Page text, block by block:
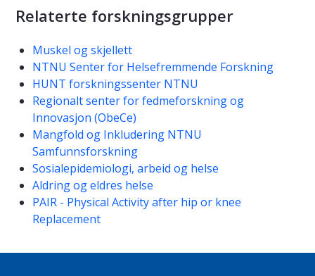
Relaterte forskningsgrupper
Muskel og skjellett
NTNU Senter for Helsefremmende Forskning
HUNT forskningssenter NTNU
Regionalt senter for fedmeforskning og
Innovasjon (ObeCe)
Mangfold og Inkludering NTNU
Samfunnsforskning
Sosialepidemiologi, arbeid og helse
Aldring og eldres helse
PAIR - Physical Activity after hip or knee
Replacement